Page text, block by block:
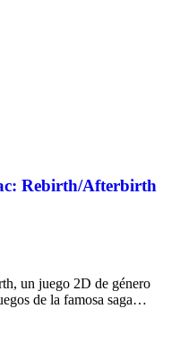
Rebirth/Afterbirth
un juego 2D de género
de la famosa saga…